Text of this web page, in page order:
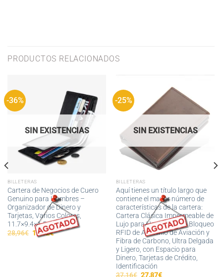
PRODUCTOS RELACIONADOS
-36%
SIN EXISTENCIAS
BILLETERAS
Cartera de Negocios de Cuero
Genuino para Hombres –
Organizador de Dinero y
Tarjetas, Varios Colores,
11.7×9.4×1.5 cm
28,96€ El
precio
18,62€El
-25%
SIN EXISTENCIAS
BILLETERAS
Aquí tienes un título largo que
contiene el mayor número de
características de la cartera:
Cartera Clásica Impermeable de
Lujo para Hombres con Bloqueo
RFID de Aluminio de Aviación y
Fibra de Carbono, Ultra Delgada
y Ligero, con Espacio para
Dinero, Tarjetas de Crédito,
Identificación
37,16€ El
27,87€El